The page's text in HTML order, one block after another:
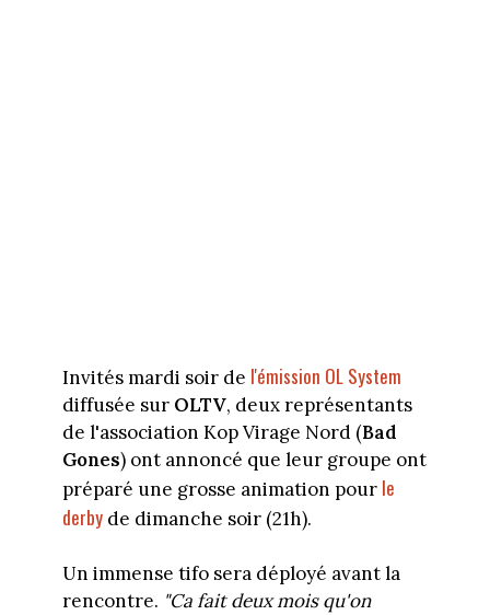
Invités mardi soir de l'émission OL System
diffusée sur OLTV, deux représentants
de l'association Kop Virage Nord (Bad
Gones) ont annoncé que leur groupe ont
préparé une grosse animation pourle
derbyde dimanche soir (21h).
Un immense tifo sera déployé avant la
rencontre. "Ca fait deux mois qu'on